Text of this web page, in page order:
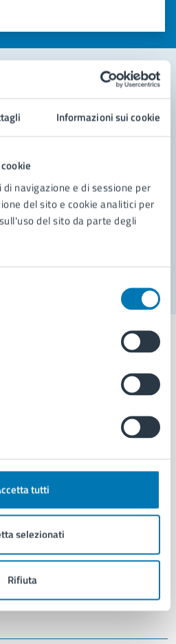
Informazioni sui cookie
navigazione e di sessione per
del sito e cookie analitici per
del sito da parte degli
tutti
selezionati
Rifiuta
(da 1 a 5 stelle)
per valutare la chiarezza delle
su 5
su 5
5